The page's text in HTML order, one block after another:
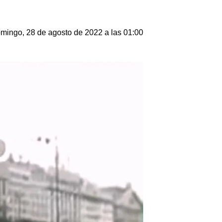
28 de agosto de 2022 a las 01:00